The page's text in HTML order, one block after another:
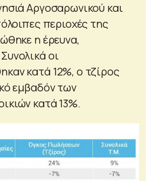
Αργοσαρωνικού και
περιοχές της
η έρευνα,
οι
κατά 12%, ο τζίρος
εμβαδόν των
κατά 13%.